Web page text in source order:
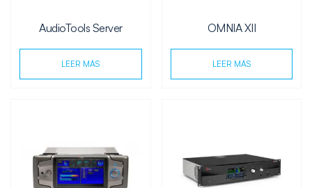
AudioTools Server
LEER MÁS
OMNIA XII
LEER MÁS